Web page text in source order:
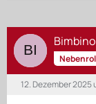
Bimbino
12. Dezember 2025